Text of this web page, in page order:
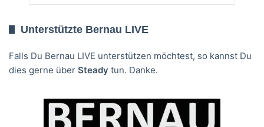
Unterstützte Bernau LIVE
Falls Du Bernau LIVE unterstützen möchtest, so kannst Du
dies gerne über Steady tun. Danke.